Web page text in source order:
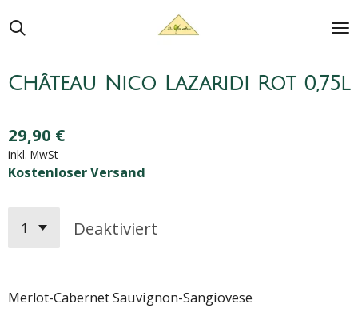
Zum
Hauptinhalt
Château Nico Lazaridi Rot 0,75l
29,90 €
inkl. MwSt
Kostenloser Versand
Deaktiviert
Merlot-Cabernet Sauvignon-Sangiovese